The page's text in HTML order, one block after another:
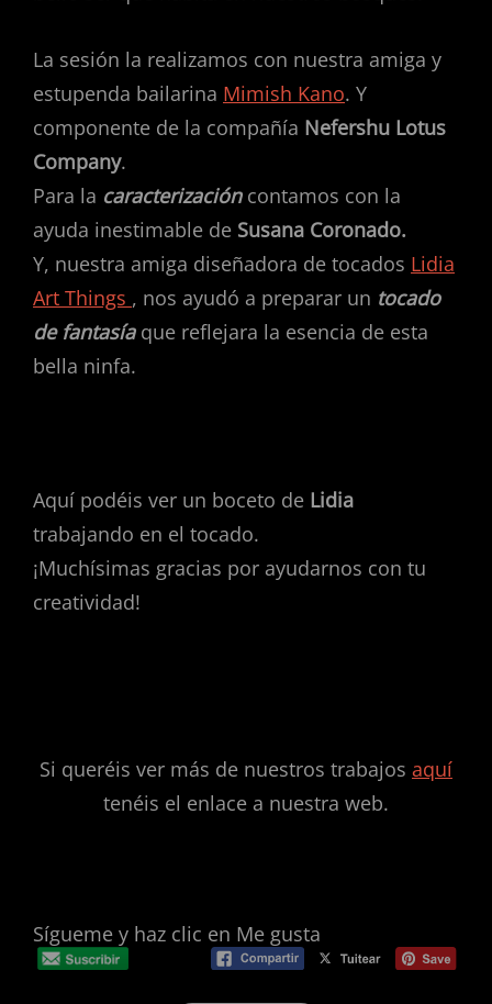
La sesión la realizamos con nuestra amiga y
estupenda bailarina Mimish Kano. Y
componente de la compañía Nefershu Lotus
Company.
Para la caracterizacióncontamos con la
ayuda inestimable de Susana Coronado.
Y, nuestra amiga diseñadora de tocados Lidia
Art Things , nos ayudó a preparar un tocado
de fantasía que reflejara la esencia de esta
bella ninfa.
Aquí podéis ver un boceto de Lidia
trabajando en el tocado.
¡Muchísimas gracias por ayudarnos con tu
creatividad!
Si queréis ver más de nuestros trabajos aquí
tenéis el enlace a nuestra web.
Sígueme y haz clic en Me gusta